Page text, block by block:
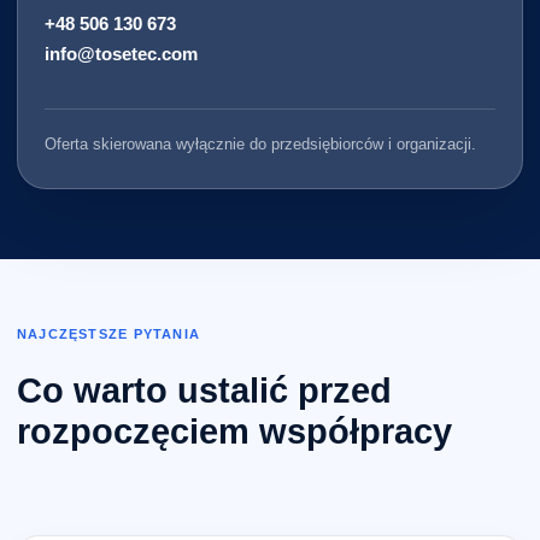
+48 506 130 673
info@tosetec.com
Oferta skierowana wyłącznie do przedsiębiorców i organizacji.
NAJCZĘSTSZE PYTANIA
Co warto ustalić przed
rozpoczęciem współpracy